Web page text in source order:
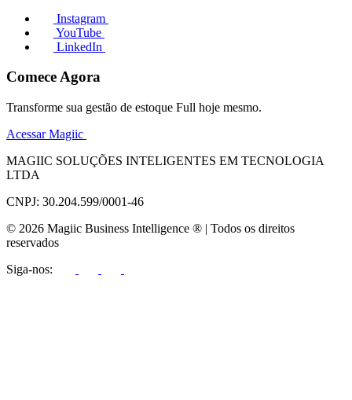
Instagram
YouTube
LinkedIn
Comece Agora
Transforme sua gestão de estoque Full hoje mesmo.
Acessar Magiic
MAGIIC SOLUÇÕES INTELIGENTES EM TECNOLOGIA
LTDA
CNPJ: 30.204.599/0001-46
© 2026 Magiic Business Intelligence ® | Todos os direitos
reservados
Siga-nos: